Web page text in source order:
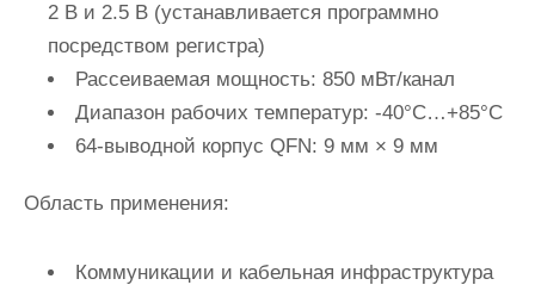
2 В и 2.5 В (устанавливается программно
посредством регистра)
Рассеиваемая мощность: 850 мВт/канал
Диапазон рабочих температур: -40°C…+85°C
64-выводной корпус QFN: 9 мм × 9 мм
Область применения:
Коммуникации и кабельная инфраструктура